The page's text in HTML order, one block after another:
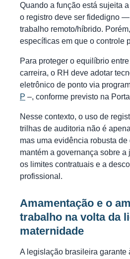
Quando a função está sujeita
o registro deve ser fidedigno
trabalho remoto/híbrido.
específicas em que o controle
Para proteger o equilíbrio
carreira, o RH deve adotar
eletrônico de ponto via
P –, conforme previsto na
Nesse contexto, o uso de
trilhas de auditoria não é
mas uma evidência robusta de
mantém a governança sobre
os limites contratuais e a
profissional.
Amamentação e o
trabalho na volta da
maternidade
A legislação brasileira garante